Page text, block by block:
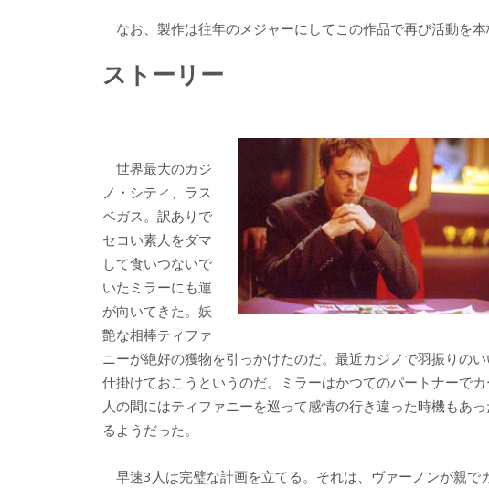
なお、製作は往年のメジャーにしてこの作品で再び活動を本
ストーリー
世界最大のカジ
ノ・シティ、ラス
ベガス。訳ありで
セコい素人をダマ
して食いつないで
いたミラーにも運
が向いてきた。妖
艶な相棒ティファ
ニーが絶好の獲物を引っかけたのだ。最近カジノで羽振りの
仕掛けておこうというのだ。ミラーはかつてのパートナーで
人の間にはティファニーを巡って感情の行き違った時機もあ
るようだった。
早速3人は完璧な計画を立てる。それは、ヴァーノンが親で